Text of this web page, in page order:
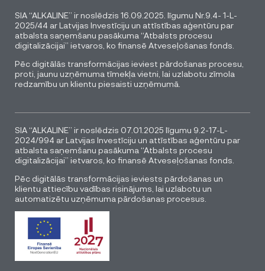
SIA “ALKALINE” ir noslēdzis 16.09.2025. līgumu Nr.9.4- 1-L-
2025/44 ar Latvijas Investīciju un attīstības aģentūru par
atbalsta saņemšanu pasākuma “Atbalsts procesu
digitalizācijai” ietvaros, ko finansē Atveseļošanas fonds.
Pēc digitālās transformācijas ieviest pārdošanas procesu,
proti, jaunu uzņēmuma tīmekļa vietni, lai uzlabotu zīmola
redzamību un klientu piesaisti uzņēmumā.
SIA “ALKALINE” ir noslēdzis 07.01.2025 līgumu 9.2-17-L-
2024/994 ar Latvijas Investīciju un attīstības aģentūru par
atbalsta saņemšanu pasākuma “Atbalsts procesu
digitalizācijai” ietvaros, ko finansē Atveseļošanas fonds.
Pēc digitālās transformācijas ieviests pārdošanas un
klientu attiecību vadības risinājums, lai uzlabotu un
automatizētu uzņēmuma pārdošanas procesus.